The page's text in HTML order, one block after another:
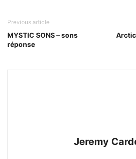
Previous article
MYSTIC SONS – sons
réponse
Jeremy